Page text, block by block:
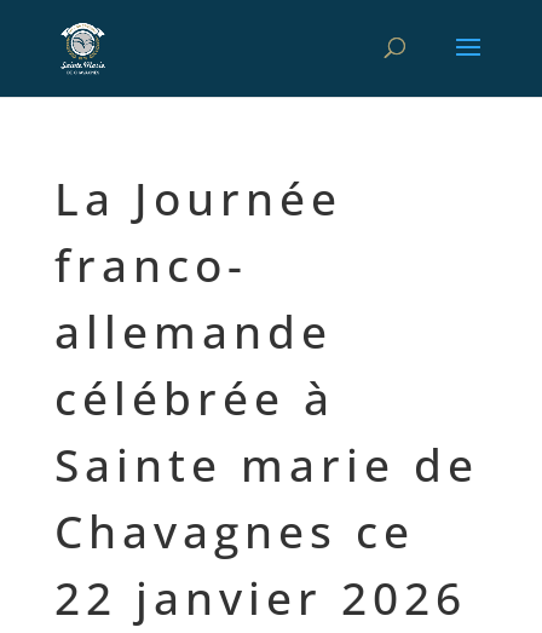
La Journée
franco-
allemande
célébrée à
Sainte marie de
Chavagnes ce
22 janvier 2026